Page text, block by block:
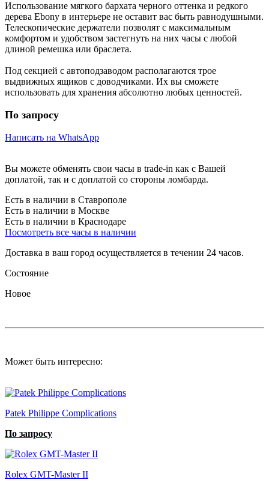
Использование мягкого бархата черного оттенка и редкого
дерева Ebony в интерьере не оставит вас быть равнодушными.
Телескопические держатели позволят с максимальным
комфортом и удобством застегнуть на них часы с любой
длиной ремешка или браслета.
Под секцией с автоподзаводом располагаются трое
выдвижных ящиков с доводчиками. Их вы сможете
использовать для хранения абсолютно любых ценностей.
По запросу
Написать на WhatsApp
Вы можете обменять свои часы в trade-in как с Вашей
доплатой, так и с доплатой со стороны ломбарда.
Есть в наличии в Ставрополе
Есть в наличии в Москве
Есть в наличии в Краснодаре
Посмотреть все часы в наличии
Доставка в ваш город осуществляется в течении 24 часов.
Состояние
Новое
Может быть интересно:
Patek Philippe Complications
По запросу
Rolex GMT-Master II